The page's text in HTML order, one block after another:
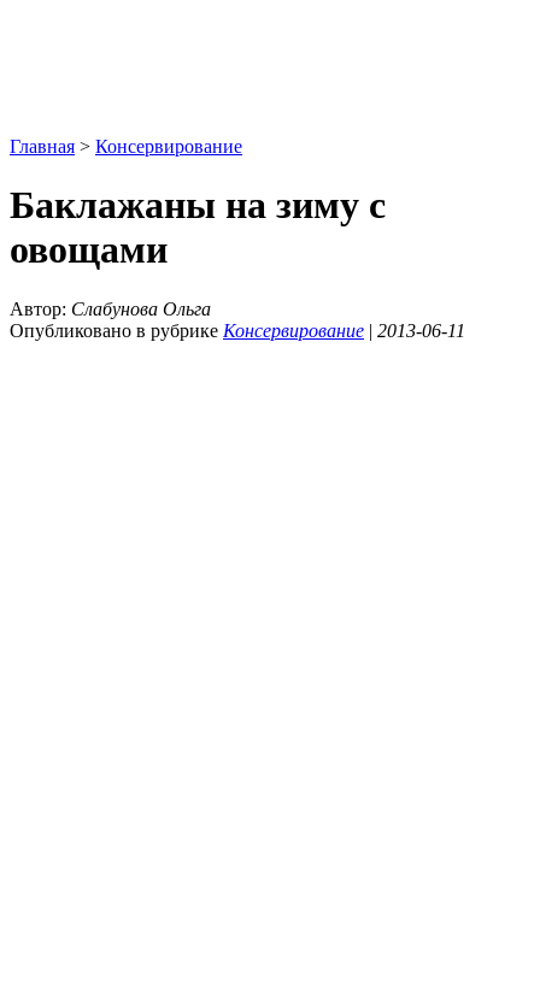
Главная > Консервирование
Баклажаны на зиму с
овощами
Автор: Слабунова Ольга
Опубликовано в рубрике Консервирование | 2013-06-11